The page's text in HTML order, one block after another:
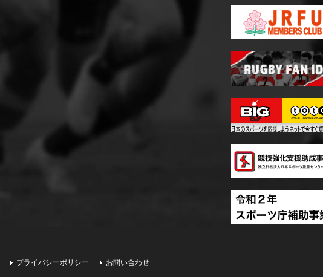
プライバシーポリシー お問い合わせ